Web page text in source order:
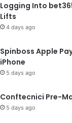
Logging Into
Lifts
4 days ago
Spinboss Apple
iPhone
5 days ago
Conftecnici Pre-
5 days ago